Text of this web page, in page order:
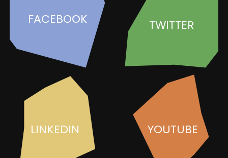
FACEBOOK TWITTER
LINKEDIN YOUTUBE